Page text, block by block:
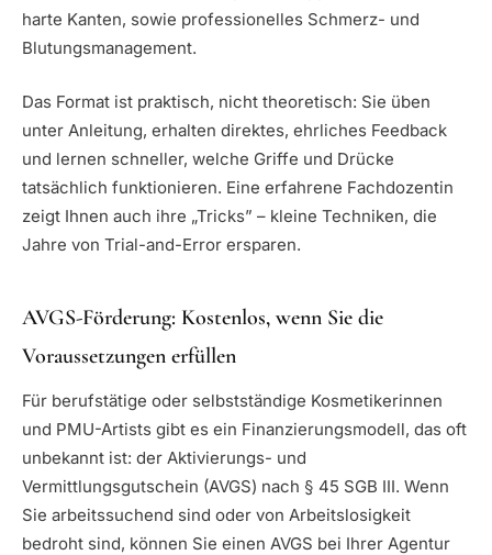
harte Kanten, sowie professionelles Schmerz- und
Blutungsmanagement.
Das Format ist praktisch, nicht theoretisch: Sie üben
unter Anleitung, erhalten direktes, ehrliches Feedback
und lernen schneller, welche Griffe und Drücke
tatsächlich funktionieren. Eine erfahrene Fachdozentin
zeigt Ihnen auch ihre „Tricks” – kleine Techniken, die
Jahre von Trial-and-Error ersparen.
AVGS-Förderung: Kostenlos, wenn Sie die
Voraussetzungen erfüllen
Für berufstätige oder selbstständige Kosmetikerinnen
und PMU-Artists gibt es ein Finanzierungsmodell, das oft
unbekannt ist: der Aktivierungs- und
Vermittlungsgutschein (AVGS) nach § 45 SGB III. Wenn
Sie arbeitssuchend sind oder von Arbeitslosigkeit
bedroht sind, können Sie einen AVGS bei Ihrer Agentur